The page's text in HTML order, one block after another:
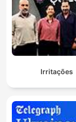
Irritações